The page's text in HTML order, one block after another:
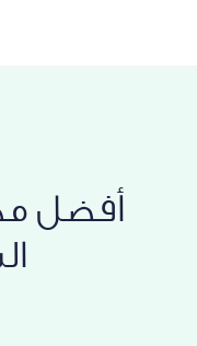
أفضل